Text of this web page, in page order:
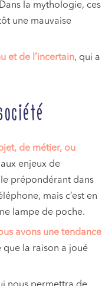
la mythologie, ces
une mauvaise
et de l’incertain, qui a
de métier, ou
enjeux de
prépondérant dans
mais c’est en
lampe de poche.
avons une tendance
que la raison a joué